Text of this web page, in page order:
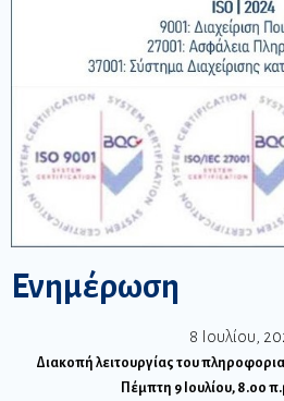
Ενημέρωση
8 Ιουλίου,
Διακοπή λειτουργίας του
Πέμπτη 9 Ιουλίου, 8.00